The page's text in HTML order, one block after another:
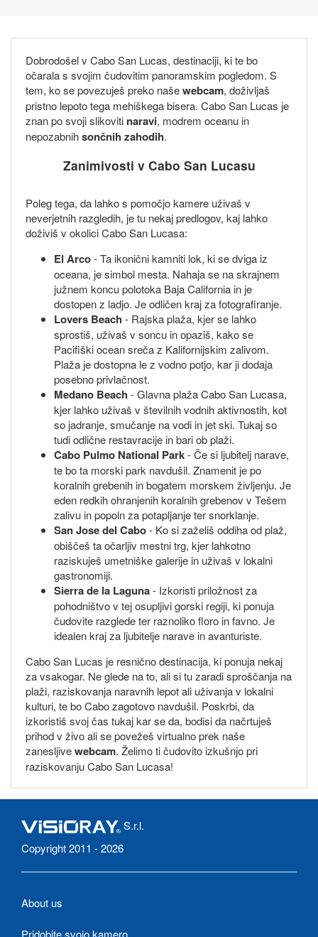
Dobrodošel v Cabo San Lucas, destinaciji, ki te bo
očarala s svojim čudovitim panoramskim pogledom. S
tem, ko se povezuješ preko našewebcam, doživljaš
pristno lepoto tega mehiškega bisera. Cabo San Lucas je
znan po svoji slikoviti naravi, modrem oceanu in
nepozabnihsončnih zahodih.
Zanimivosti v Cabo San Lucasu
Poleg tega, da lahko s pomočjo kamere uživaš v
neverjetnih razgledih, je tu nekaj predlogov, kaj lahko
doživiš v okolici Cabo San Lucasa:
El Arco- Ta ikonični kamniti lok, ki se dviga iz
oceana, je simbol mesta. Nahaja se na skrajnem
južnem koncu polotoka Baja California in je
dostopen z ladjo. Je odličen kraj za fotografiranje.
Lovers Beach - Rajska plaža, kjer se lahko
sprostiš, uživaš v soncu in opaziš, kako se
Pacifiški ocean sreča z Kalifornijskim zalivom.
Plaža je dostopna le z vodno potjo, kar ji dodaja
posebno privlačnost.
Medano Beach - Glavna plaža Cabo San Lucasa,
kjer lahko uživaš v številnih vodnih aktivnostih, kot
so jadranje, smučanje na vodi in jet ski. Tukaj so
tudi odlične restavracije in bari ob plaži.
Cabo Pulmo National Park- Če si ljubitelj narave,
te bo ta morski park navdušil. Znamenit je po
koralnih grebenih in bogatem morskem življenju. Je
eden redkih ohranjenih koralnih grebenov v Tešem
zalivu in popoln za potapljanje ter snorklanje.
San Jose del Cabo- Ko si zaželiš oddiha od plaž,
obiščeš ta očarljiv mestni trg, kjer lahkotno
raziskuješ umetniške galerije in uživaš v lokalni
gastronomiji.
Sierra de la Laguna- Izkoristi priložnost za
pohodništvo v tej osupljivi gorski regiji, ki ponuja
čudovite razglede ter raznoliko floro in favno. Je
idealen kraj za ljubitelje narave in avanturiste.
Cabo San Lucas je resnično destinacija, ki ponuja nekaj
za vsakogar. Ne glede na to, ali si tu zaradi sproščanja na
plaži, raziskovanja naravnih lepot ali uživanja v lokalni
kulturi, te bo Cabo zagotovo navdušil. Poskrbi, da
izkoristiš svoj čas tukaj kar se da, bodisi da načrtuješ
prihod v živo ali se povežeš virtualno prek naše
zanesljivewebcam. Želimo ti čudovito izkušnjo pri
raziskovanju Cabo San Lucasa!
S.r.l.
Copyright 2011 - 2026
About us
Pridobite svojo kamero